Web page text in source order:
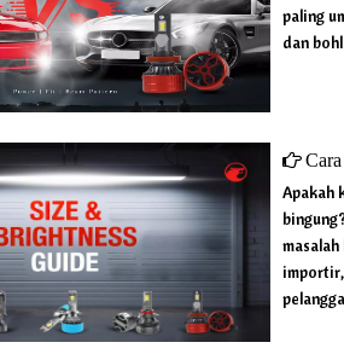
paling
dan
Cara
Apakah